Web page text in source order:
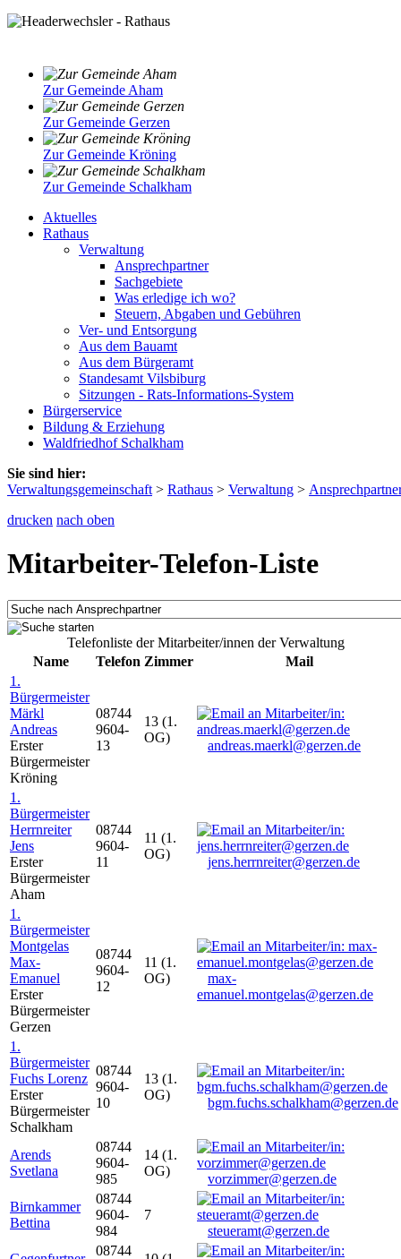
Zur Gemeinde Aham
Zur Gemeinde Gerzen
Zur Gemeinde Kröning
Zur Gemeinde Schalkham
Aktuelles
Rathaus
Verwaltung
Ansprechpartner
Sachgebiete
Was erledige ich wo?
Steuern, Abgaben und Gebühren
Ver- und Entsorgung
Aus dem Bauamt
Aus dem Bürgeramt
Standesamt Vilsbiburg
Sitzungen - Rats-Informations-System
Bürgerservice
Bildung & Erziehung
Waldfriedhof Schalkham
Sie sind hier:
Verwaltungsgemeinschaft > Rathaus > Verwaltung >
drucken nach oben
Mitarbeiter-Telefon-Liste
Telefonliste der Mitarbeiter/innen der Verwaltung
Name
Telefon Zimmer
Mail
1.
Bürgermeister
Märkl
Andreas
Erster
Bürgermeister
Kröning
08744
9604-
13
13 (1.
OG)
andreas.maerkl@gerzen.de
1.
Bürgermeister
Herrnreiter
Jens
Erster
Bürgermeister
Aham
08744
9604-
11
11 (1.
OG)
jens.herrnreiter@gerzen.de
1.
Bürgermeister
Montgelas
Max-
Emanuel
Erster
Bürgermeister
Gerzen
08744
9604-
12
11 (1.
OG)
max-
emanuel.montgelas@gerzen.de
1.
Bürgermeister
Fuchs Lorenz
Erster
Bürgermeister
Schalkham
08744
9604-
10
13 (1.
OG)
bgm.fuchs.schalkham@gerzen.de
Arends
Svetlana
08744
9604-
985
14 (1.
OG)
vorzimmer@gerzen.de
Birnkammer
Bettina
08744
9604-
984
7
steueramt@gerzen.de
08744